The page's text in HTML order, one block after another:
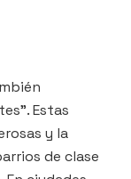
Estas
y la
de clase